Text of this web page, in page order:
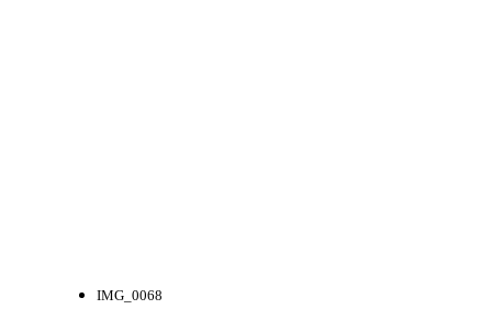
IMG_0068